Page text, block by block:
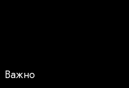
Важно